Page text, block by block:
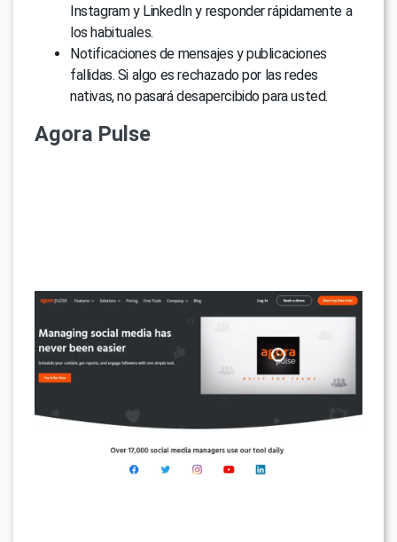
Instagram y LinkedIn y responder rápidamente a
los habituales.
Notificaciones de mensajes y publicaciones
fallidas. Si algo es rechazado por las redes
nativas, no pasará desapercibido para usted.
Agora Pulse